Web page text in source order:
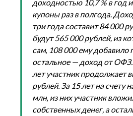
доходностью 10,7 % в год
купоны раз в полгода.
три года составит 84 000
будут 565 000 рублей, из
сам, 108 000 ему добавило
остальное — доход от ОФЗ.
лет участник продолжает
рублей. За 15 лет на счету
млн, из них участник
собственных денег, а